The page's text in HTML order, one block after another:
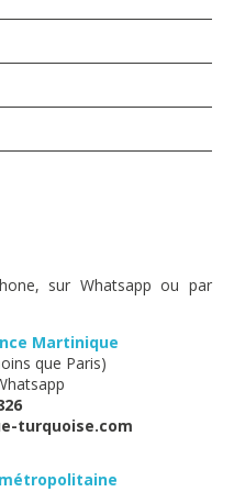
villa située dans les
de la nature.
des photos. Salle
sur Whatsapp ou par
Martinique
que Paris)
turquoise.com